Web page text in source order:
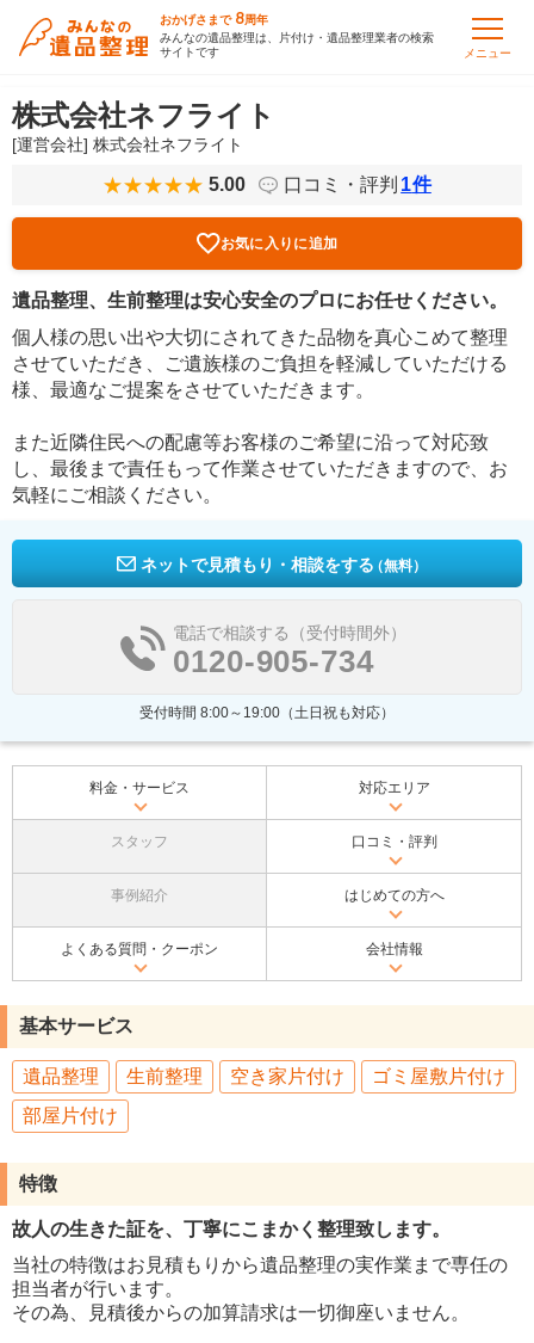
おかげさまで 8周年
みんなの遺品整理は、片付け・遺品整理業者の検索
サイトです
メニュー
株式会社ネフライト
[運営会社] 株式会社ネフライト
5.00 口コミ・評判 1件
お気に入りに追加
遺品整理、生前整理は安心安全のプロにお任せください。
個人様の思い出や大切にされてきた品物を真心こめて整理
させていただき、ご遺族様のご負担を軽減していただける
様、最適なご提案をさせていただきます。
また近隣住民への配慮等お客様のご希望に沿って対応致
し、最後まで責任もって作業させていただきますので、お
気軽にご相談ください。
ネットで見積もり・相談をする（無料）
電話で相談する（受付時間外）
0120-905-734
受付時間 8:00～19:00（土日祝も対応）
料金・サービス 対応エリア
スタッフ 口コミ・評判
事例紹介 はじめての方へ
よくある質問・クーポン 会社情報
基本サービス
遺品整理 生前整理 空き家片付け
ゴミ屋敷片付け
部屋片付け
特徴
故人の生きた証を、丁寧にこまかく整理致します。
当社の特徴はお見積もりから遺品整理の実作業まで専任の
担当者が行います。
その為、見積後からの加算請求は一切御座いません。